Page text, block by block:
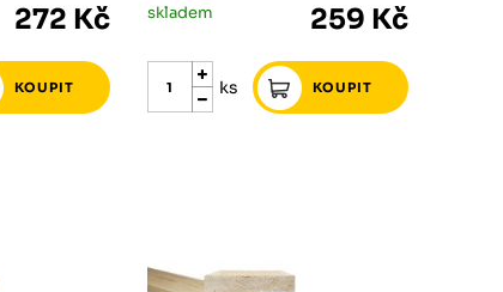
272 Kč skladem 259 Kč
ks